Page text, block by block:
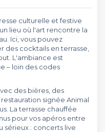
culturelle et festive
lieu où l'art rencontre la
Ici, vous pouvez
des cocktails en terrasse,
L'ambiance est
– loin des codes
des bières, des
signée Animal
La terrasse chauffée
pour vos apéros entre
sérieux : concerts live